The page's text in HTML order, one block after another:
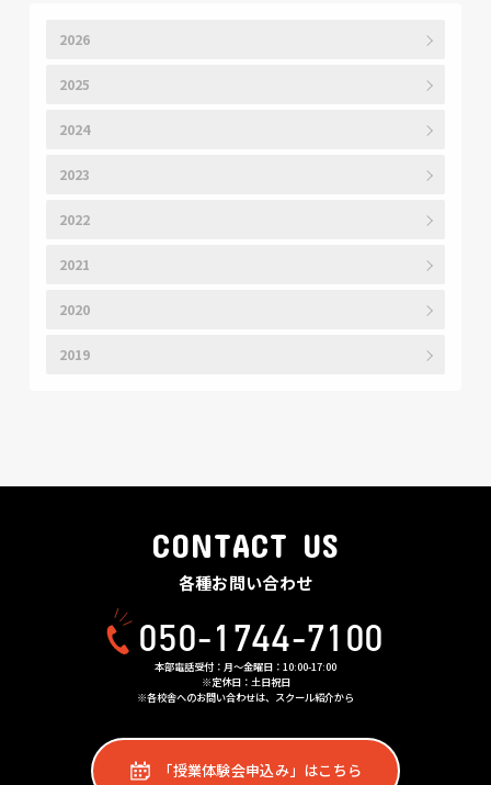
2026
2025
2024
2023
2022
2021
2020
2019
CONTACT US
各種お問い合わせ
050-1744-7100
本部電話受付：月〜金曜日：10:00-17:00
※定休日：土日祝日
※各校舎へのお問い合わせは、スクール紹介から
「授業体験会申込み」はこちら